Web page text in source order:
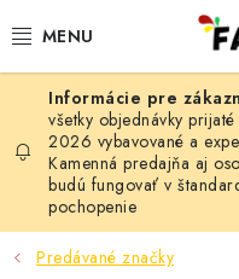
na
FARBY A LAKY
STAVEBNÁ CHÉMIA
MALIARSKE POTREBY
všetky objednávky
2026 vybavované a
Kamenná predajňa aj
budú fungovať v
pochopenie
Predávané značky